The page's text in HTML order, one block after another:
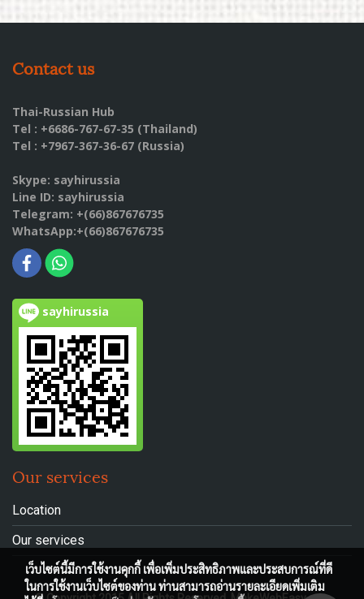
Contact us
Thai-Russian Hub
Tel : +6686-767-67-35 (Thailand)
Tel : +7967-367-36-67 (Russia)
Skype: sayhirussia
Line ID: sayhirussia
Telegram: +(66)867676735
WhatsApp:+(66)867676735
sayhirussia
Our services
Location
Our services
เว็บไซต์นี้มีการใช้งานคุกกี้ เพื่อเพิ่มประสิทธิภาพและประสบการณ์ที่ดี
ในการใช้งานเว็บไซต์ของท่าน ท่านสามารถอ่านรายละเอียดเพิ่มเติม